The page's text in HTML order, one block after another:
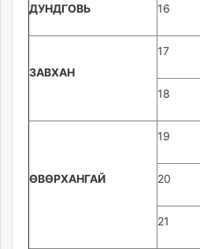
ДУНДГОВЬ 16
ЗАВХАН
17
18
ӨВӨРХАНГАЙ
19
20
21